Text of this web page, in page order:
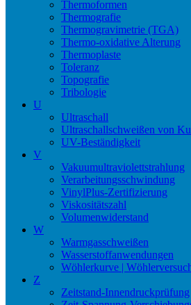
Thermoformen
Thermografie
Thermogravimetrie (TGA)
Thermo-oxidative Alterung
Thermoplaste
Toleranz
Topografie
Tribologie
U
Ultraschall
Ultraschallschweißen von
UV-Beständigkeit
V
Vakuumultraviolettstrahlung
Verarbeitungsschwindung
VinylPlus-Zertifizierung
Viskositätszahl
Volumenwiderstand
W
Warmgasschweißen
Wasserstoffanwendungen
Wöhlerkurve |
Z
Zeitstand-Innendruckprüfung